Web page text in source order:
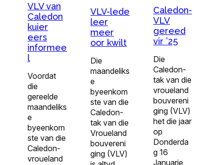
VLV van
Caledon
kuier
eers
informee
l
Voordat
die
gereelde
maandeliks
e
byeenkom
ste van die
Caledon-
vroueland
VLV-lede
leer
meer
oor kwilt
Die
maandeliks
e
byeenkom
ste van die
Caledon-
tak van die
Vroueland
bouvereni
ging (VLV)
Caledon-
VLV
gereed
vir ’25
Die
Caledon-
tak van die
vroueland
bouvereni
ging (VLV)
het die jaar
op
Donderda
g 16
Januarie